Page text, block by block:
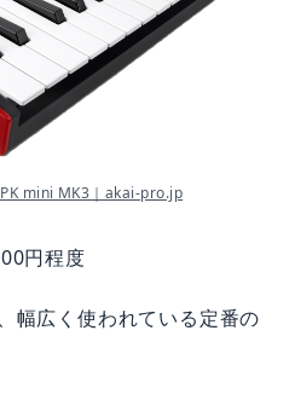
mini MK3｜akai-pro.jp
円程度
幅広く使われている定番の